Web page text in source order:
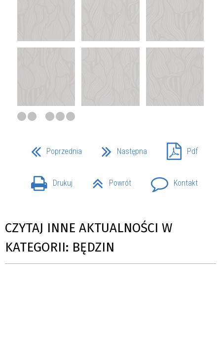
Poprzednia Następna Pdf
Drukuj Powrót Kontakt
CZYTAJ INNE AKTUALNOŚCI W
KATEGORII: BĘDZIN